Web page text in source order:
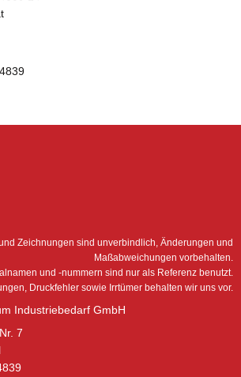
Zeichnungen sind unverbindlich, Änderungen und
Maßabweichungen vorbehalten.
und -nummern sind nur als Referenz benutzt.
Druckfehler sowie Irrtümer behalten wir uns vor.
Industriebedarf GmbH
7